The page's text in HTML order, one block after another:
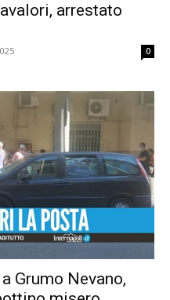
arrestato
0
Grumo Nevano,